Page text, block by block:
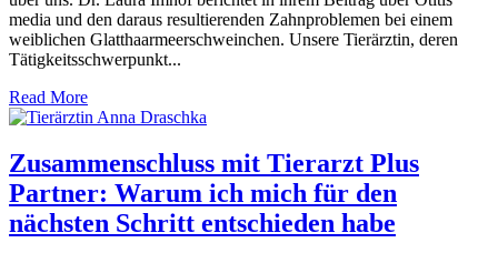
media und den daraus resultierenden Zahnproblemen bei einem
weiblichen Glatthaarmeerschweinchen. Unsere Tierärztin, deren
Tätigkeitsschwerpunkt...
Read More
Zusammenschluss mit Tierarzt Plus
Partner: Warum ich mich für den
nächsten Schritt entschieden habe